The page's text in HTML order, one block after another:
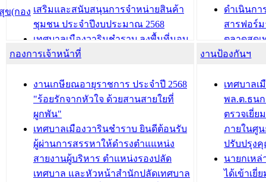
ข(กอง
บทความ อื่นๆ ... บทความ อื่นๆ ...
เสริมและสนับสนุนการจำหน่ายสินค้า
ชุมชน ประจำปีงบประมาณ 2568
เทศบาลเมืองวารินชำราบ ลงพื้นที่มอบ
น้ำดื่มแก่ผู้พักอาศัย ณ ศูนย์พักพิง
กองสวัสดิการสังคม เทศบาลเมือง
วารินชำราบ จัดโครงการอบรมอาชีพ
ระยะสั้น ประจำปี 2568 (หลักสูตรการ
ถักทอผลิตภัณฑ์จากถุงพลาสติก)
บทความ อื่นๆ ...
ดำเนินกา
สารฟอร์
ตลาดสดเ
วารินชำร
ถนนแก่เ
เด็กเล็ก
เทศบาลเ
ปรึกษาห
วัยของอ
บทความ อื่นๆ ...
กองการเจ้าหน้าที่
งานเกษียณอายุราชการ ประจำปี 2568
"ร้อยรักจากหัวใจ ด้วยสานสายใยที่
ผูกพัน"
เทศบาลเมืองวารินชำราบ ยินดีต้อนรับ
ผู้ผ่านการสรรหาให้ดำรงตำแแหน่ง
สายงานผู้บริหาร ตำแหน่งรองปลัด
เทศบาล และหัวหน้าสำนักปลัดเทศบาล
งานป้องกันฯ
เทศบาลเ
พล.ต.ธน
ตรวจเยี่ย
ภายในศู
ปรับปรุง
นายกเห
ได้เข้าเยี่